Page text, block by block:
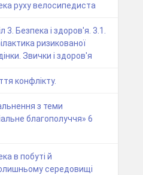
руху велосипедиста
3. Безпека і здоров'я. 3.1.
ризикованої
Звички і здоров'я
конфлікту.
з теми
благополуччя» 6
в побуті й
середовищі